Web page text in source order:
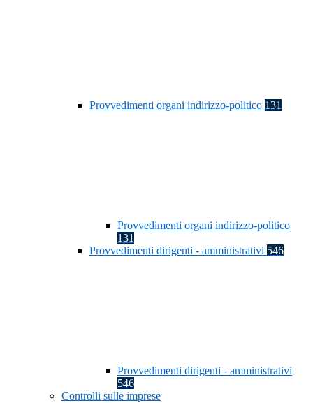
Provvedimenti organi indirizzo-politico 131
Provvedimenti organi indirizzo-politico
131
Provvedimenti dirigenti - amministrativi 546
Provvedimenti dirigenti - amministrativi
546
Controlli sulle imprese